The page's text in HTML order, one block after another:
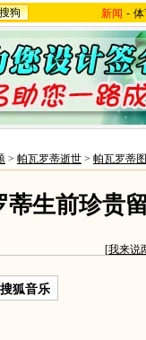
狗 新闻 -
> 帕瓦罗蒂逝世 > 帕瓦罗蒂
蒂生前珍贵
[我来说
狐音乐